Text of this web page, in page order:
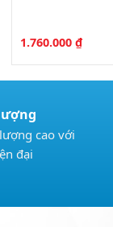
1.760.000 ₫
cao với
đại